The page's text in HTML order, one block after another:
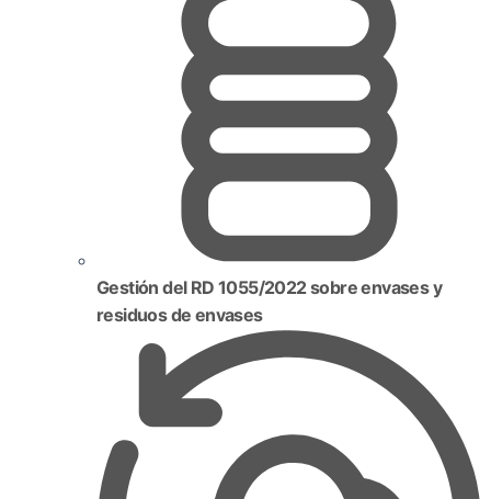
Gestión del RD 1055/2022 sobre envases y
residuos de envases